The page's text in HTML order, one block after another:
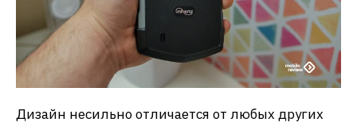
Дизайн несильно отличается от любых других